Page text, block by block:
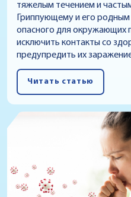
тяжелым течением и
Гриппующему и его
опасного для окружающих
исключить контакты со
предупредить их
Читать статью